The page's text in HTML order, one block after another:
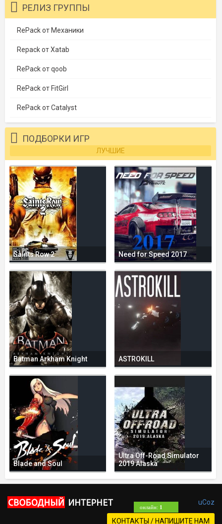
РЕЛИЗ ГРУППЫ
RePack от Механики
Repack от Xatab
RePack от qoob
RePack от FitGirl
RePack от Catalyst
ПОДБОРКИ ИГР
ЛУЧШИЕ
Saints Row 2 Need for Speed 2017
Batman Arkham Knight ASTROKILL
Blade and Soul
Ultra Off-Road Simulator
2019 Alaska
онлайн: 1
uCoz
КОНТАКТЫ / НАПИШИТЕ НАМ